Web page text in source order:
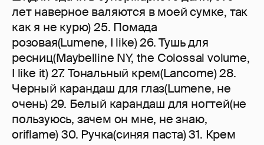
лет наверное валяются в моей сумке, так
как я не курю) 25. Помада
розовая(Lumene, I like) 26. Тушь для
ресниц(Maybelline NY, the Colossal volume,
I like it) 27. Тональный крем(Lancome) 28.
Черный карандаш для глаз(Lumene, не
очень) 29. Белый карандаш для ногтей(не
пользуюсь, зачем он мне, не знаю,
oriflame) 30. Ручка(синяя паста) 31. Крем